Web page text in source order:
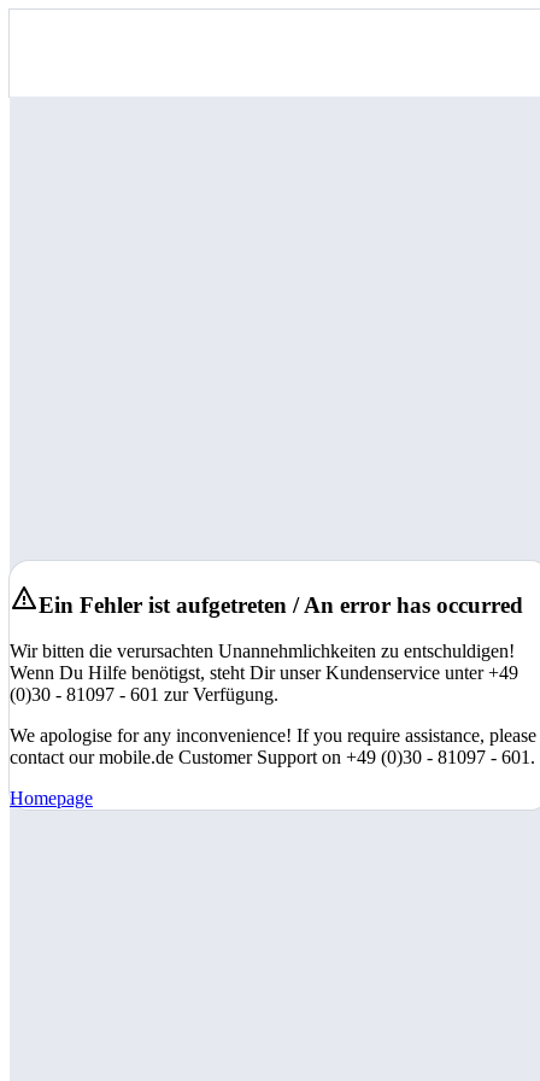
Ein Fehler ist aufgetreten / An error has occurred
Wir bitten die verursachten Unannehmlichkeiten zu entschuldigen!
Wenn Du Hilfe benötigst, steht Dir unser Kundenservice unter +49
(0)30 - 81097 - 601 zur Verfügung.
We apologise for any inconvenience! If you require assistance, please
contact our mobile.de Customer Support on +49 (0)30 - 81097 - 601.
Homepage